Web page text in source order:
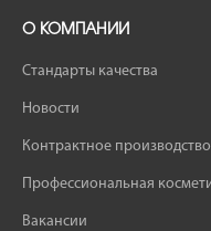
О КОМПАНИИ
Стандарты качества
Новости
Контрактное производство
Профессиональная
Вакансии